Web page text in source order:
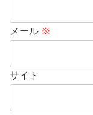
メール ※
サイト